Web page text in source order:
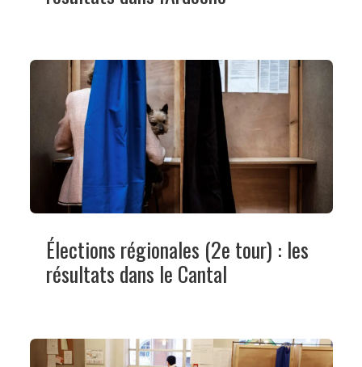
Élections régionales (2e tour) : les
résultats dans le Cantal